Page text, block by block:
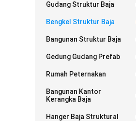
Gudang Struktur Baja
Bengkel Struktur Baja
Bangunan Struktur Baja
Gedung Gudang Prefab
Rumah Peternakan
Bangunan Kantor
Kerangka Baja
Hanger Baja Struktural